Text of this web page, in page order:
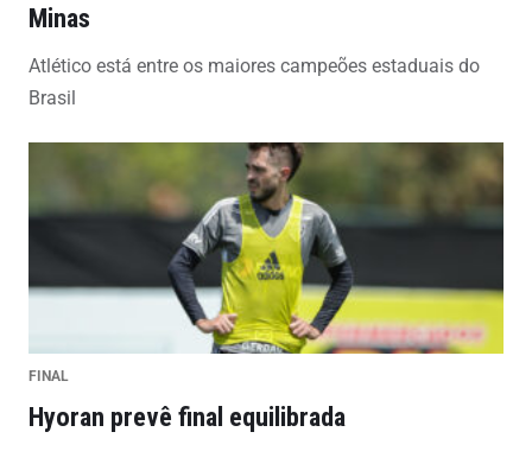
Minas
Atlético está entre os maiores campeões estaduais do
Brasil
FINAL
Hyoran prevê final equilibrada